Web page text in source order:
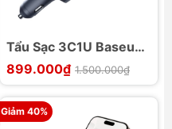
Tẩu Sạc 3C1U Baseus
PrimeTrip VR2 Max
899.000₫ 1.500.000₫
Giảm 40%